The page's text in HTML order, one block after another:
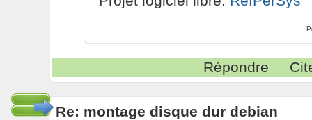
Répondre
Re: montage disque dur debian